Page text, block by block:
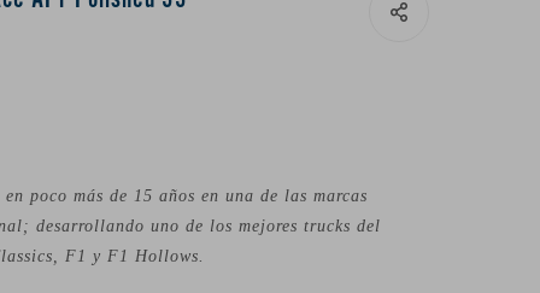
poco más de 15 años en una de las marcas
desarrollando uno de los mejores trucks del
F1 y F1 Hollows.